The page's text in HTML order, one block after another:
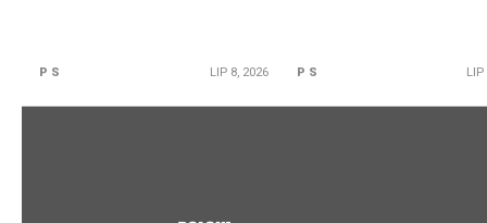
P S LIP 8, 2026 P S LIP